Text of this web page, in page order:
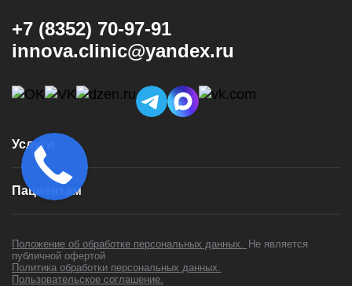
+7 (8352) 70-97-91
innova.clinic@yandex.ru
Услуги
Консультация и диагностика
Коронки
Установка брекетов
Установка элайнеров
Пациентам
Цены
Контакты
Положение об обработке персональных данных. Не является
публичной офертой
Политика обработки персональных данных.
Пользовательское соглашение.